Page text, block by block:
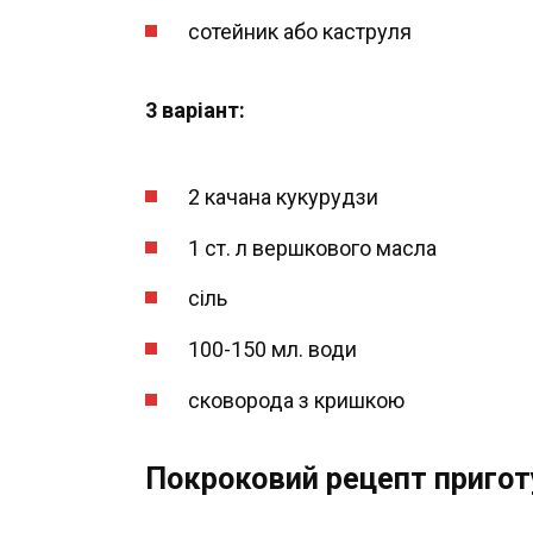
сотейник або каструля
3 варіант:
2 качана кукурудзи
1 ст. л вершкового масла
сіль
100-150 мл. води
сковорода з кришкою
Покроковий рецепт